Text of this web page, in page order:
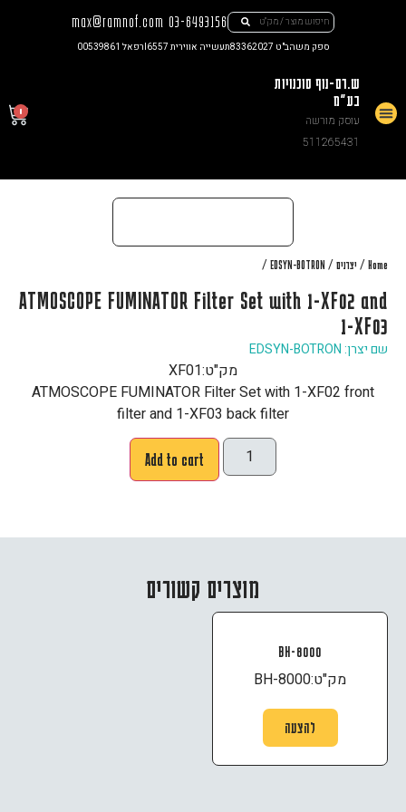
03-6493156
max@ramnof.com
ספק משהב"ט 83362027 תעשייה אווירית I6557 רפאל 00539861
ש.רם-נוף סוכנויות
בע"מ
עוסק מורשה
511265431
0
Home
/ יצרנים /
EDSYN-BOTRON
/
ATMOSCOPE FUMINATOR Filter Set with 1-XF02 and
1-XF03
שם יצרן: EDSYN-BOTRON
מק"ט:XF01
ATMOSCOPE FUMINATOR Filter Set with 1-XF02 front
filter and 1-XF03 back filter
Add to cart
מוצרים קשורים
BH-8000
מק"ט:BH-8000
להצעה